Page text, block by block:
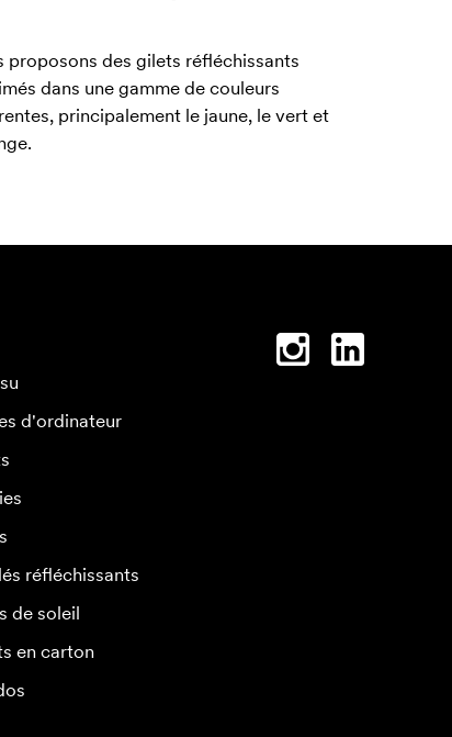
proposons des gilets réfléchissants
dans une gamme de couleurs
principalement le jaune, le vert et
d'ordinateur
réfléchissants
de soleil
en carton